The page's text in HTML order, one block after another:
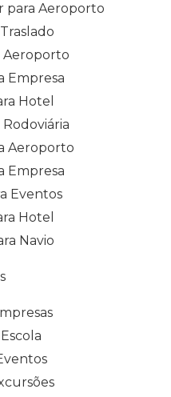
para Aeroporto
Aeroporto
Empresa
Hotel
Aeroporto
Empresa
Eventos
Hotel
Navio